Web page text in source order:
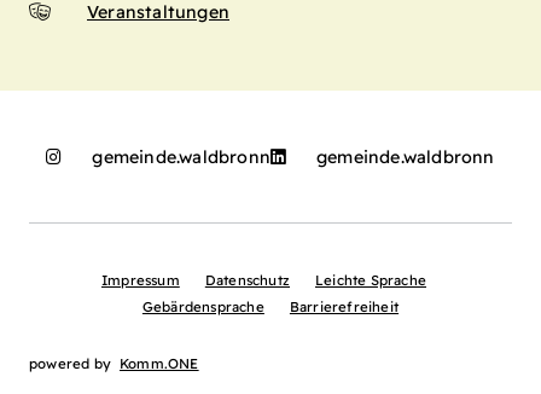
Veranstaltungen
gemeinde.waldbronn gemeinde.waldbronn
Impressum Datenschutz
Leichte Sprache
Gebärdensprache
Barrierefreiheit
powered by Komm.ONE